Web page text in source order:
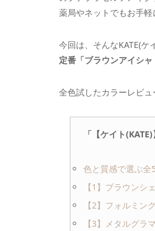
薬局やネットでもお手
今回は、そんなKATE(ケ
定番「ブラウンアイシ
全色試したカラーレビ
「【ケイト
色と質感で選ぶ全
【1】ブラウンシ
【2】フォルミン
【3】メタルグラ